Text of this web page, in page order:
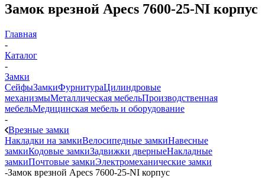
Замок врезной Apecs 7600-25-NI корпус
Главная
-
Каталог
-
Замки
СейфыЗамкиФурнитураЦилиндровые
механизмыМеталлическая мебельПроизводственная
мебельМедицинская мебель и оборудование
-
Врезные замки
Накладки на замкиВелосипедные замкиНавесные
замкиКодовые замкиЗадвижки дверныеНакладные
замкиПочтовые замкиЭлектромеханические замки
-Замок врезной Apecs 7600-25-NI корпус